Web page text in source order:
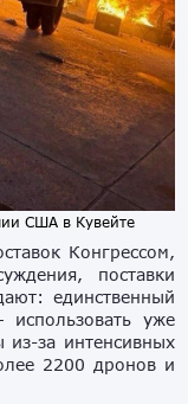
США в Кувейте
Конгрессом,
поставки
единственный
уже
за интенсивных
2200 дронов и